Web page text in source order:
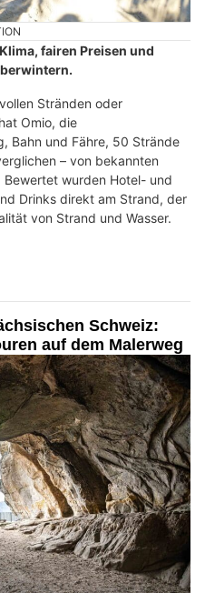
fairen Preisen und
Stränden oder
Omio, die
Bahn und Fähre, 50 Strände
– von bekannten
wurden Hotel- und
Drinks direkt am Strand, der
von Strand und Wasser.
Schweiz:
auf dem Malerweg